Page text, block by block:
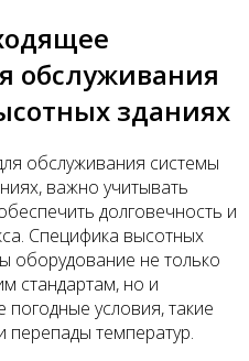
обслуживания
зданиях
обслуживания системы
важно учитывать
долговечность и
Специфика высотных
оборудование не только
стандартам, но и
условия, такие
перепады температур.